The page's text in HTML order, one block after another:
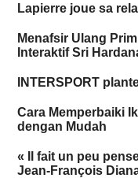
Lapierre joue sa
Menafsir Ulang
Interaktif Sri
INTERSPORT
Cara Memperbaiki
dengan Mudah
« Il fait un peu
Jean-François